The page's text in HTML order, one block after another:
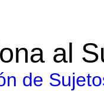
al
de